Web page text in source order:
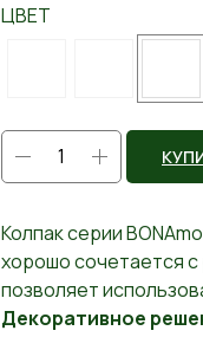
ЦВЕТ
Колпак серии
хорошо сочетается
позволяет
Декоративное